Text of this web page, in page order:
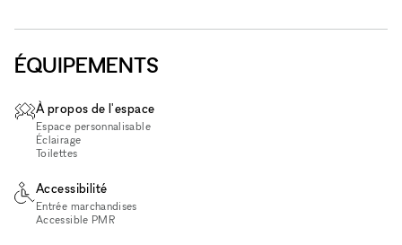
ÉQUIPEMENTS
À propos de l'espace
Espace personnalisable
Éclairage
Toilettes
Accessibilité
Entrée marchandises
Accessible PMR